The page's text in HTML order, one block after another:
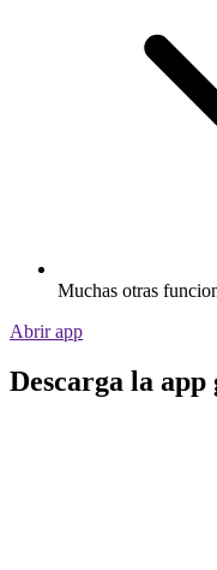
Muchas otras
Abrir app
Descarga la